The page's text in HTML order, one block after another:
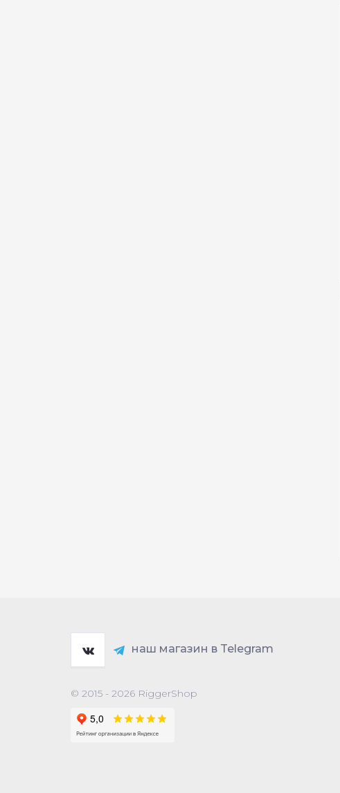
наш магазин в Telegram
© 2015 - 2026 RiggerShop